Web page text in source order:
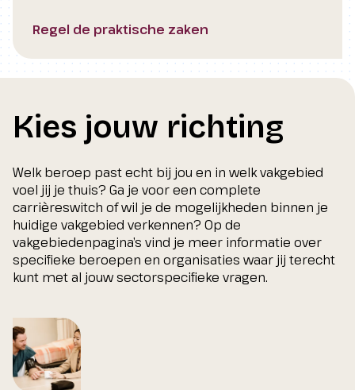
Regel de praktische zaken
Kies jouw richting
Welk beroep past echt bij jou en in welk vakgebied
voel jij je thuis? Ga je voor een complete
carrièreswitch of wil je de mogelijkheden binnen je
huidige vakgebied verkennen? Op de
vakgebiedenpagina’s vind je meer informatie over
specifieke beroepen en organisaties waar jij terecht
kunt met al jouw sectorspecifieke vragen.